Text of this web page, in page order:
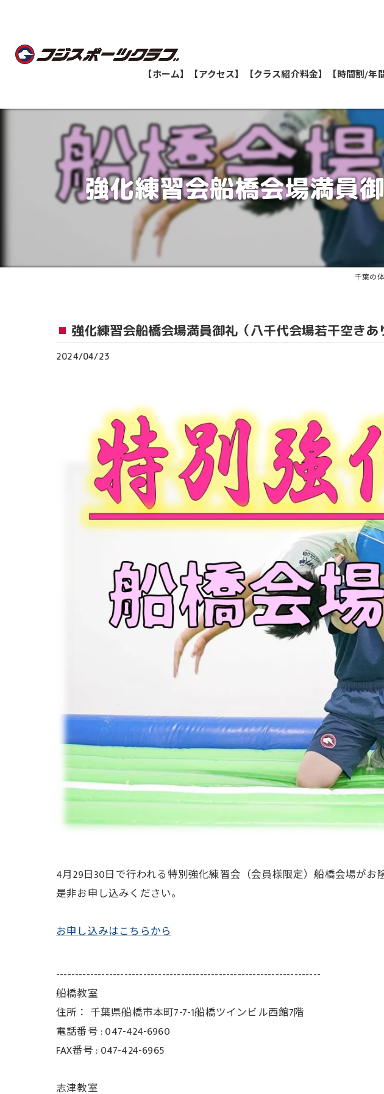
【ホーム】 【アクセス】
船橋教室
志津教室
津田沼教室
八千代緑が丘教室
【クラス紹介料金】 【時間割/年
強化練習会船橋会場満員
千葉の
強化練習会船橋会場満員御礼（八千代会場若干空きあ
2024/04/23
4月29日30日で行われる特別強化練習会（会員様限定）船橋会場が
是非お申し込みください。
お申し込みはこちらから
----------------------------------------------------------------------
船橋教室
住所： 千葉県船橋市本町7-7-1船橋ツインビル西館7階
電話番号 :047-424-6960
FAX番号 : 047-424-6965
志津教室